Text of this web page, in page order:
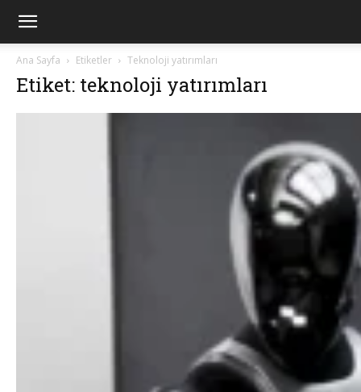
Ana Sayfa Etiketler Teknoloji yatırımları
Etiket: teknoloji yatırımları